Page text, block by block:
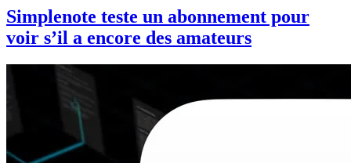
Simplenote teste un abonnement pour
voir s’il a encore des amateurs